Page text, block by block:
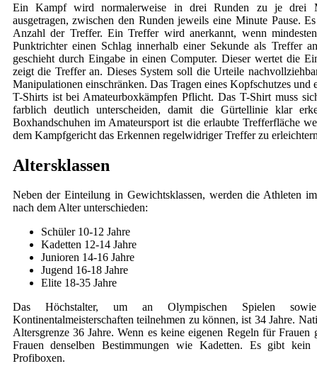
Ein Kampf wird normalerweise in drei Runden zu je drei
ausgetragen, zwischen den Runden jeweils eine Minute Pause.
Anzahl der Treffer. Ein Treffer wird anerkannt, wenn
Punktrichter einen Schlag innerhalb einer Sekunde als Treffer
geschieht durch Eingabe in einen Computer. Dieser wertet die
zeigt die Treffer an. Dieses System soll die Urteile
Manipulationen einschränken. Das Tragen eines Kopfschutzes und
T-Shirts ist bei Amateurboxkämpfen Pflicht. Das T-Shirt muss
farblich deutlich unterscheiden, damit die Gürtellinie klar
Boxhandschuhen im Amateursport ist die erlaubte Trefferfläche
dem Kampfgericht das Erkennen regelwidriger Treffer zu
Altersklassen
Neben der Einteilung in Gewichtsklassen, werden die Athleten
nach dem Alter unterschieden:
Schüler 10-12 Jahre
Kadetten 12-14 Jahre
Junioren 14-16 Jahre
Jugend 16-18 Jahre
Elite 18-35 Jahre
Das Höchstalter, um an Olympischen Spielen
Kontinentalmeisterschaften teilnehmen zu können, ist 34 Jahre.
Altersgrenze 36 Jahre. Wenn es keine eigenen Regeln für Frauen
Frauen denselben Bestimmungen wie Kadetten. Es gibt kein
Profiboxen.